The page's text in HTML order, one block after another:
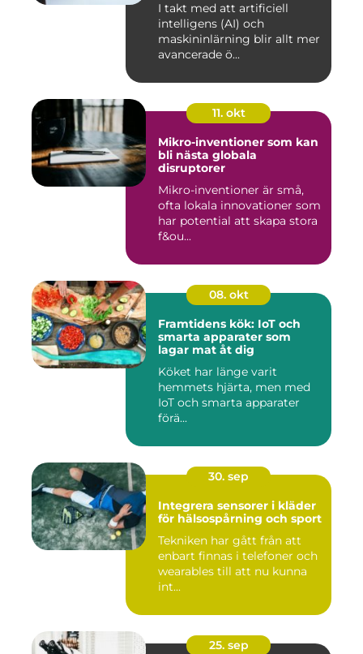
I takt med att artificiell
intelligens (AI) och
maskininlärning blir allt mer
avancerade ö...
11. okt
Mikro-inventioner som kan
bli nästa globala
disruptorer
Mikro-inventioner är små,
ofta lokala innovationer som
har potential att skapa stora
f&ou...
08. okt
Framtidens kök: IoT och
smarta apparater som
lagar mat åt dig
Köket har länge varit
hemmets hjärta, men med
IoT och smarta apparater
förä...
30. sep
Integrera sensorer i kläder
för hälsospårning och sport
Tekniken har gått från att
enbart finnas i telefoner och
wearables till att nu kunna
int...
25. sep